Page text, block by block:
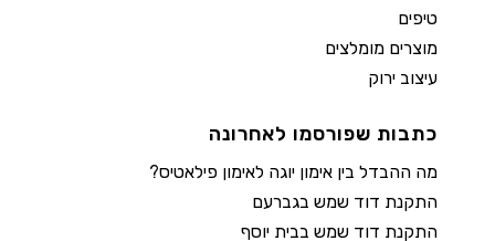
טיפים
מוצרים מומלצים
עיצוב ירוק
כתבות שפורסמו לאחרונה
מה ההבדל בין אימון יוגה לאימון פילאטיס?
התקנת דוד שמש בגברעם
התקנת דוד שמש בבית יוסף